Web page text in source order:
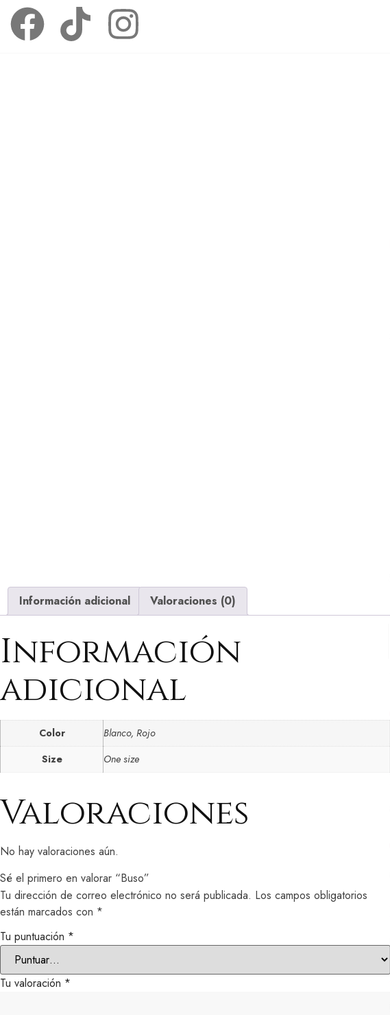
Información adicional
Valoraciones (0)
Información
adicional
Color
Blanco, Rojo
Size
One size
Valoraciones
No hay valoraciones aún.
Sé el primero en valorar “Buso”
Tu dirección de correo electrónico no será publicada. Los campos obligatorios
están marcados con *
Tu puntuación *
Tu valoración *